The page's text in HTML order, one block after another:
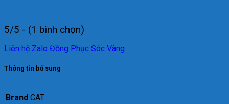
5/5 - (1 bình chọn)
Liên hệ Zalo Đồng Phục Sóc Vàng
Thông tin bổ sung
Brand CAT